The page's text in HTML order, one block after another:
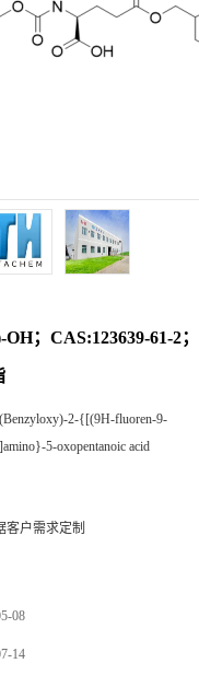
OH；CAS:123639-61-2
2-{[(9H-fluoren-9-
5-oxopentanoic acid
客户需求定制
08
14